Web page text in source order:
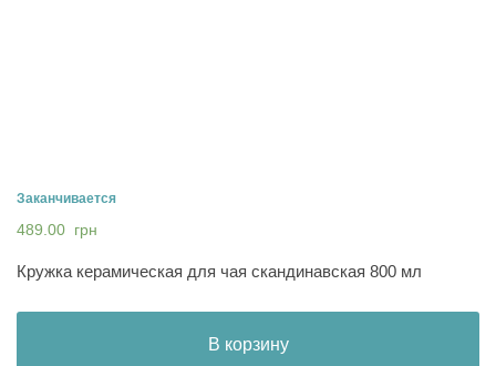
Заканчивается
489.00 грн
Кружка керамическая для чая скандинавская 800 мл
В корзину